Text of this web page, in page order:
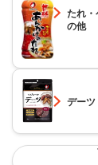
たれ・
の他
デーツ